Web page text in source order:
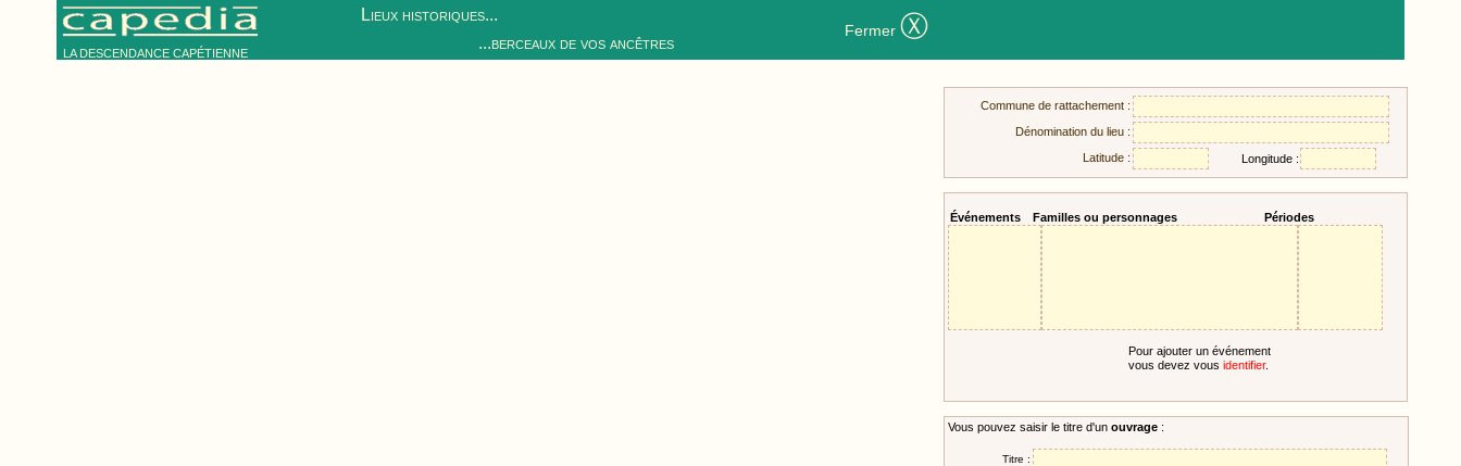
LA DESCENDANCE CAPÉTIENNE
Lieux historiques...
...berceaux de vos ancêtres
Fermer Ⓧ
Commune de rattachement :
Dénomination du lieu :
Latitude :
Longitude :
Événements Familles ou personnages Périodes
Pour ajouter un événement
vous devez vous identifier.
Vous pouvez saisir le titre d'un ouvrage :
Titre :